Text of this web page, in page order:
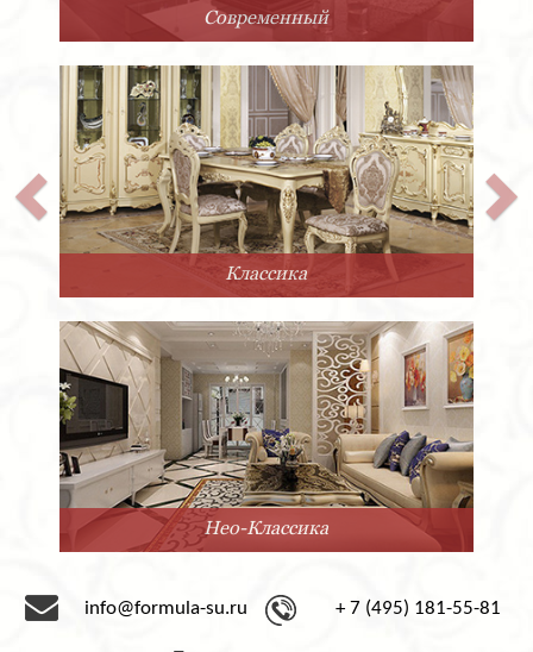
Арт-Деко
Прованс
Минимализм
info@formula-su.ru + 7 (495) 181-55-81